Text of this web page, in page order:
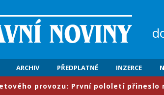
ARCHIV PŘEDPLATNÉ INZERCE
provozu: První pololetí přineslo na